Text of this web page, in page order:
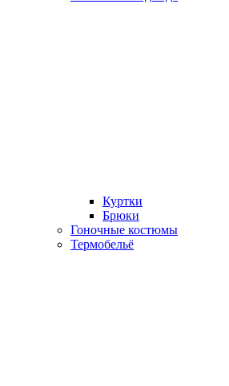
Куртки
Брюки
Гоночные костюмы
Термобельё